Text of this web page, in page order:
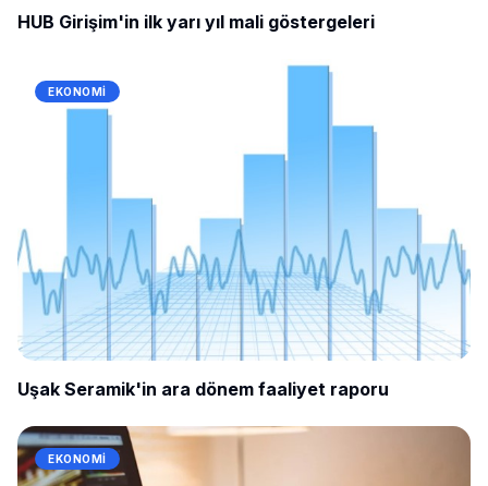
HUB Girişim'in ilk yarı yıl mali göstergeleri
EKONOMI
Uşak Seramik'in ara dönem faaliyet raporu
EKONOMI